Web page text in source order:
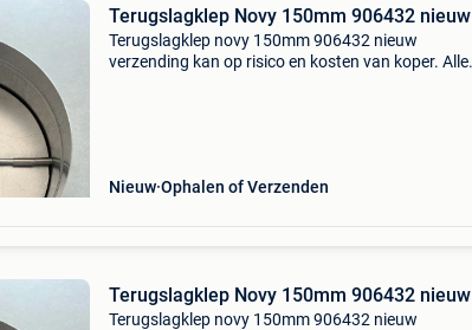
Terugslagklep Novy 150mm 906432 nieuw
Terugslagklep novy 150mm 906432 nieuw
verzending kan op risico en kosten van koper. Alle
Nieuw Ophalen of Verzenden
Terugslagklep Novy 150mm 906432 nieuw
Terugslagklep novy 150mm 906432 nieuw